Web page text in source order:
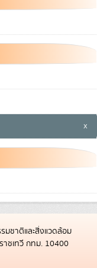
x
ชาติและสิ่งแวดล้อม
ชเทวี กทม. 10400